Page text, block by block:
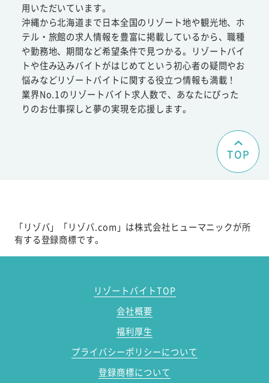
用いただいています。
沖縄から北海道まで日本全国のリゾート地や観光地、ホ
テル・旅館の求人情報を豊富に掲載しているから、職種
や勤務地、期間など希望条件で見つかる。リゾートバイ
トや住み込みバイトがはじめてという初心者の疑問やお
悩みなどリゾートバイトに関する役立つ情報も満載！
業界No.1のリゾートバイト求人数で、あなたにぴった
りのお仕事探しと夢の実現を応援します。
TOP
「リゾバ」「リゾバ.com」は株式会社ヒューマニックが所
有する登録商標です。
リゾートバイトTOP
会社概要
福利厚生
プライバシーポリシーについて
登録商標について